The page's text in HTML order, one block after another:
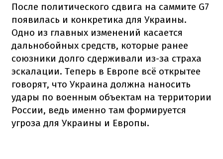
После политического сдвига на саммите G7
появилась и конкретика для Украины.
Одно из главных изменений касается
дальнобойных средств, которые ранее
союзники долго сдерживали из-за страха
эскалации. Теперь в Европе всё открытее
говорят, что Украина должна наносить
удары по военным объектам на территории
России, ведь именно там формируется
угроза для Украины и Европы.